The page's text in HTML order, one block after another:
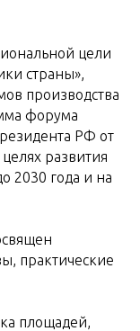
цели
страны»,
производства
форума
РФ от
развития
2030 года и на
практические
площадей,